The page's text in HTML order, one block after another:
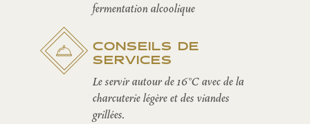
fermentation alcoolique
CONSEILS DE
SERVICES
Le servir autour de 16°C avec de la
charcuterie légère et des viandes
grillées.